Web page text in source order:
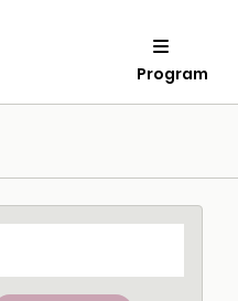
Program